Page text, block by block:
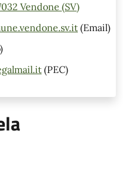
Vendone (SV)
(Email)
(PEC)